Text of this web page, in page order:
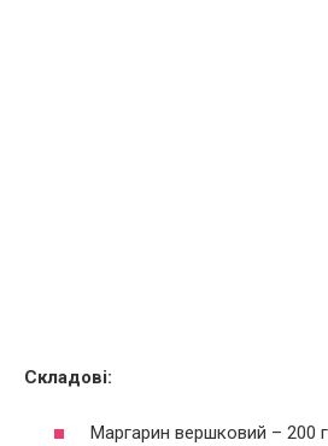
Складові:
Маргарин вершковий – 200